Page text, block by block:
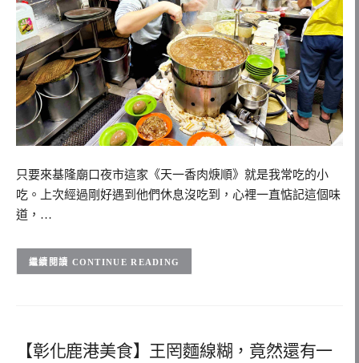
只要來基隆廟口夜市這家《天一香肉焿順》就是我常吃的小
吃。上次經過剛好遇到他們休息沒吃到，心裡一直惦記這個味
道，…
CONTINUE READING
【彰化鹿港美食】王罔麵線糊，竟然還有一